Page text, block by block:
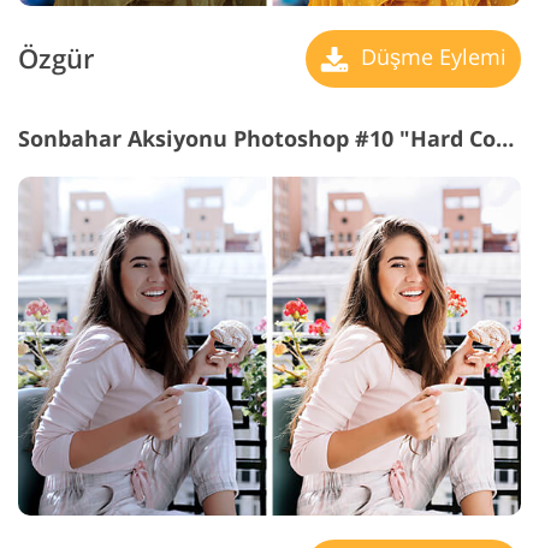
Özgür Düşme Eylemi
Sonbahar Aksiyonu Photoshop #10 "Hard Contrast"